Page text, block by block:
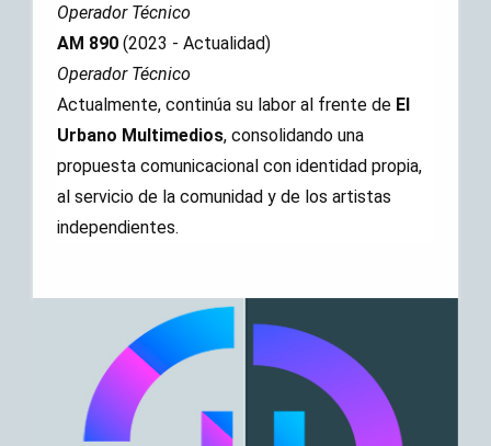
Operador Técnico
AM 890 (2023 - Actualidad)
Operador Técnico
Actualmente, continúa su labor al frente de El
Urbano Multimedios, consolidando una
propuesta comunicacional con identidad propia,
al servicio de la comunidad y de los artistas
independientes.